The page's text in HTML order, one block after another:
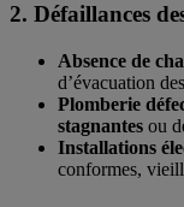
2. Défaillances
Absence de
d’évacuation
Plomberie
stagnantes ou
Installations
conformes,